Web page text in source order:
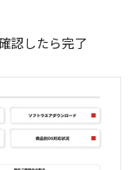
認したら完了